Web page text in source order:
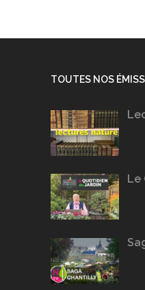
TOUTES NOS
Le